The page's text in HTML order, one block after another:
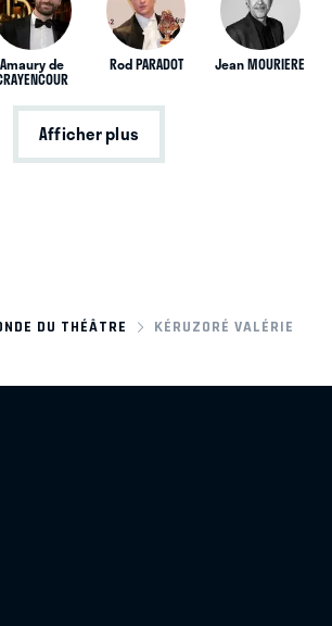
Amaury de Rod PARADOT Jean MOURIERE
Afficher plus
DU THÉÂTRE KÉRUZORÉ VALÉRIE